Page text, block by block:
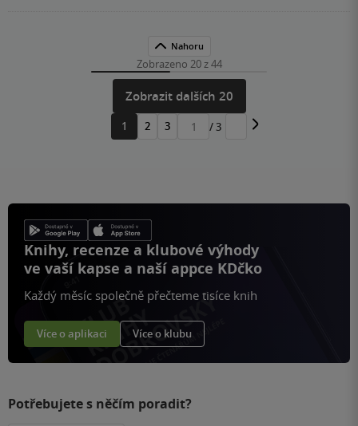
Nahoru
Zobrazeno 20 z 44
Zobrazit dalších 20
1 2 3
Přejít
/ 3
Knihy, recenze a klubové výhody
ve vaší kapse a naší appce KDčko
Každý měsíc společně přečteme tisíce knih
Více o aplikaci Více o klubu
Potřebujete s něčím poradit?